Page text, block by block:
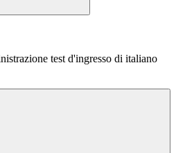
test d'ingresso di italiano